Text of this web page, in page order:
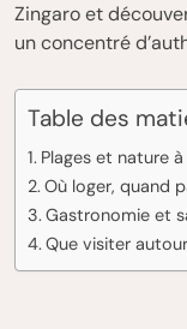
Zingaro et
un concentré
Table des
Plages et nature
Où loger, quand
Gastronomie et
Que visiter